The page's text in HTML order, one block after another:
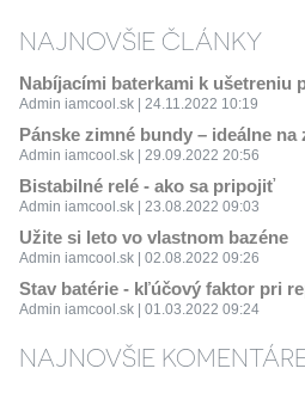
NAJNOVŠIE ČLÁNKY
Nabíjacími baterkami k ušetreniu
Admin iamcool.sk | 24.11.2022 10:19
Pánske zimné bundy – ideálne na
Admin iamcool.sk | 29.09.2022 20:56
Bistabilné relé - ako sa pripojiť
Admin iamcool.sk | 23.08.2022 09:03
Užite si leto vo vlastnom bazéne
Admin iamcool.sk | 02.08.2022 09:26
Stav batérie - kľúčový faktor pri
Admin iamcool.sk | 01.03.2022 09:24
NAJNOVŠIE